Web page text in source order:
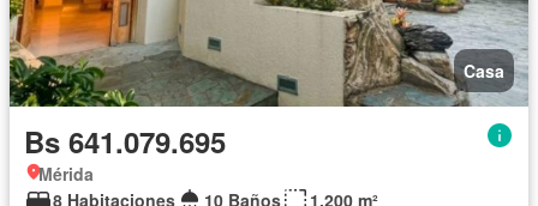
Casa
Bs 641.079.695
Mérida
8 Habitaciones
10 Baños 1.200 m²